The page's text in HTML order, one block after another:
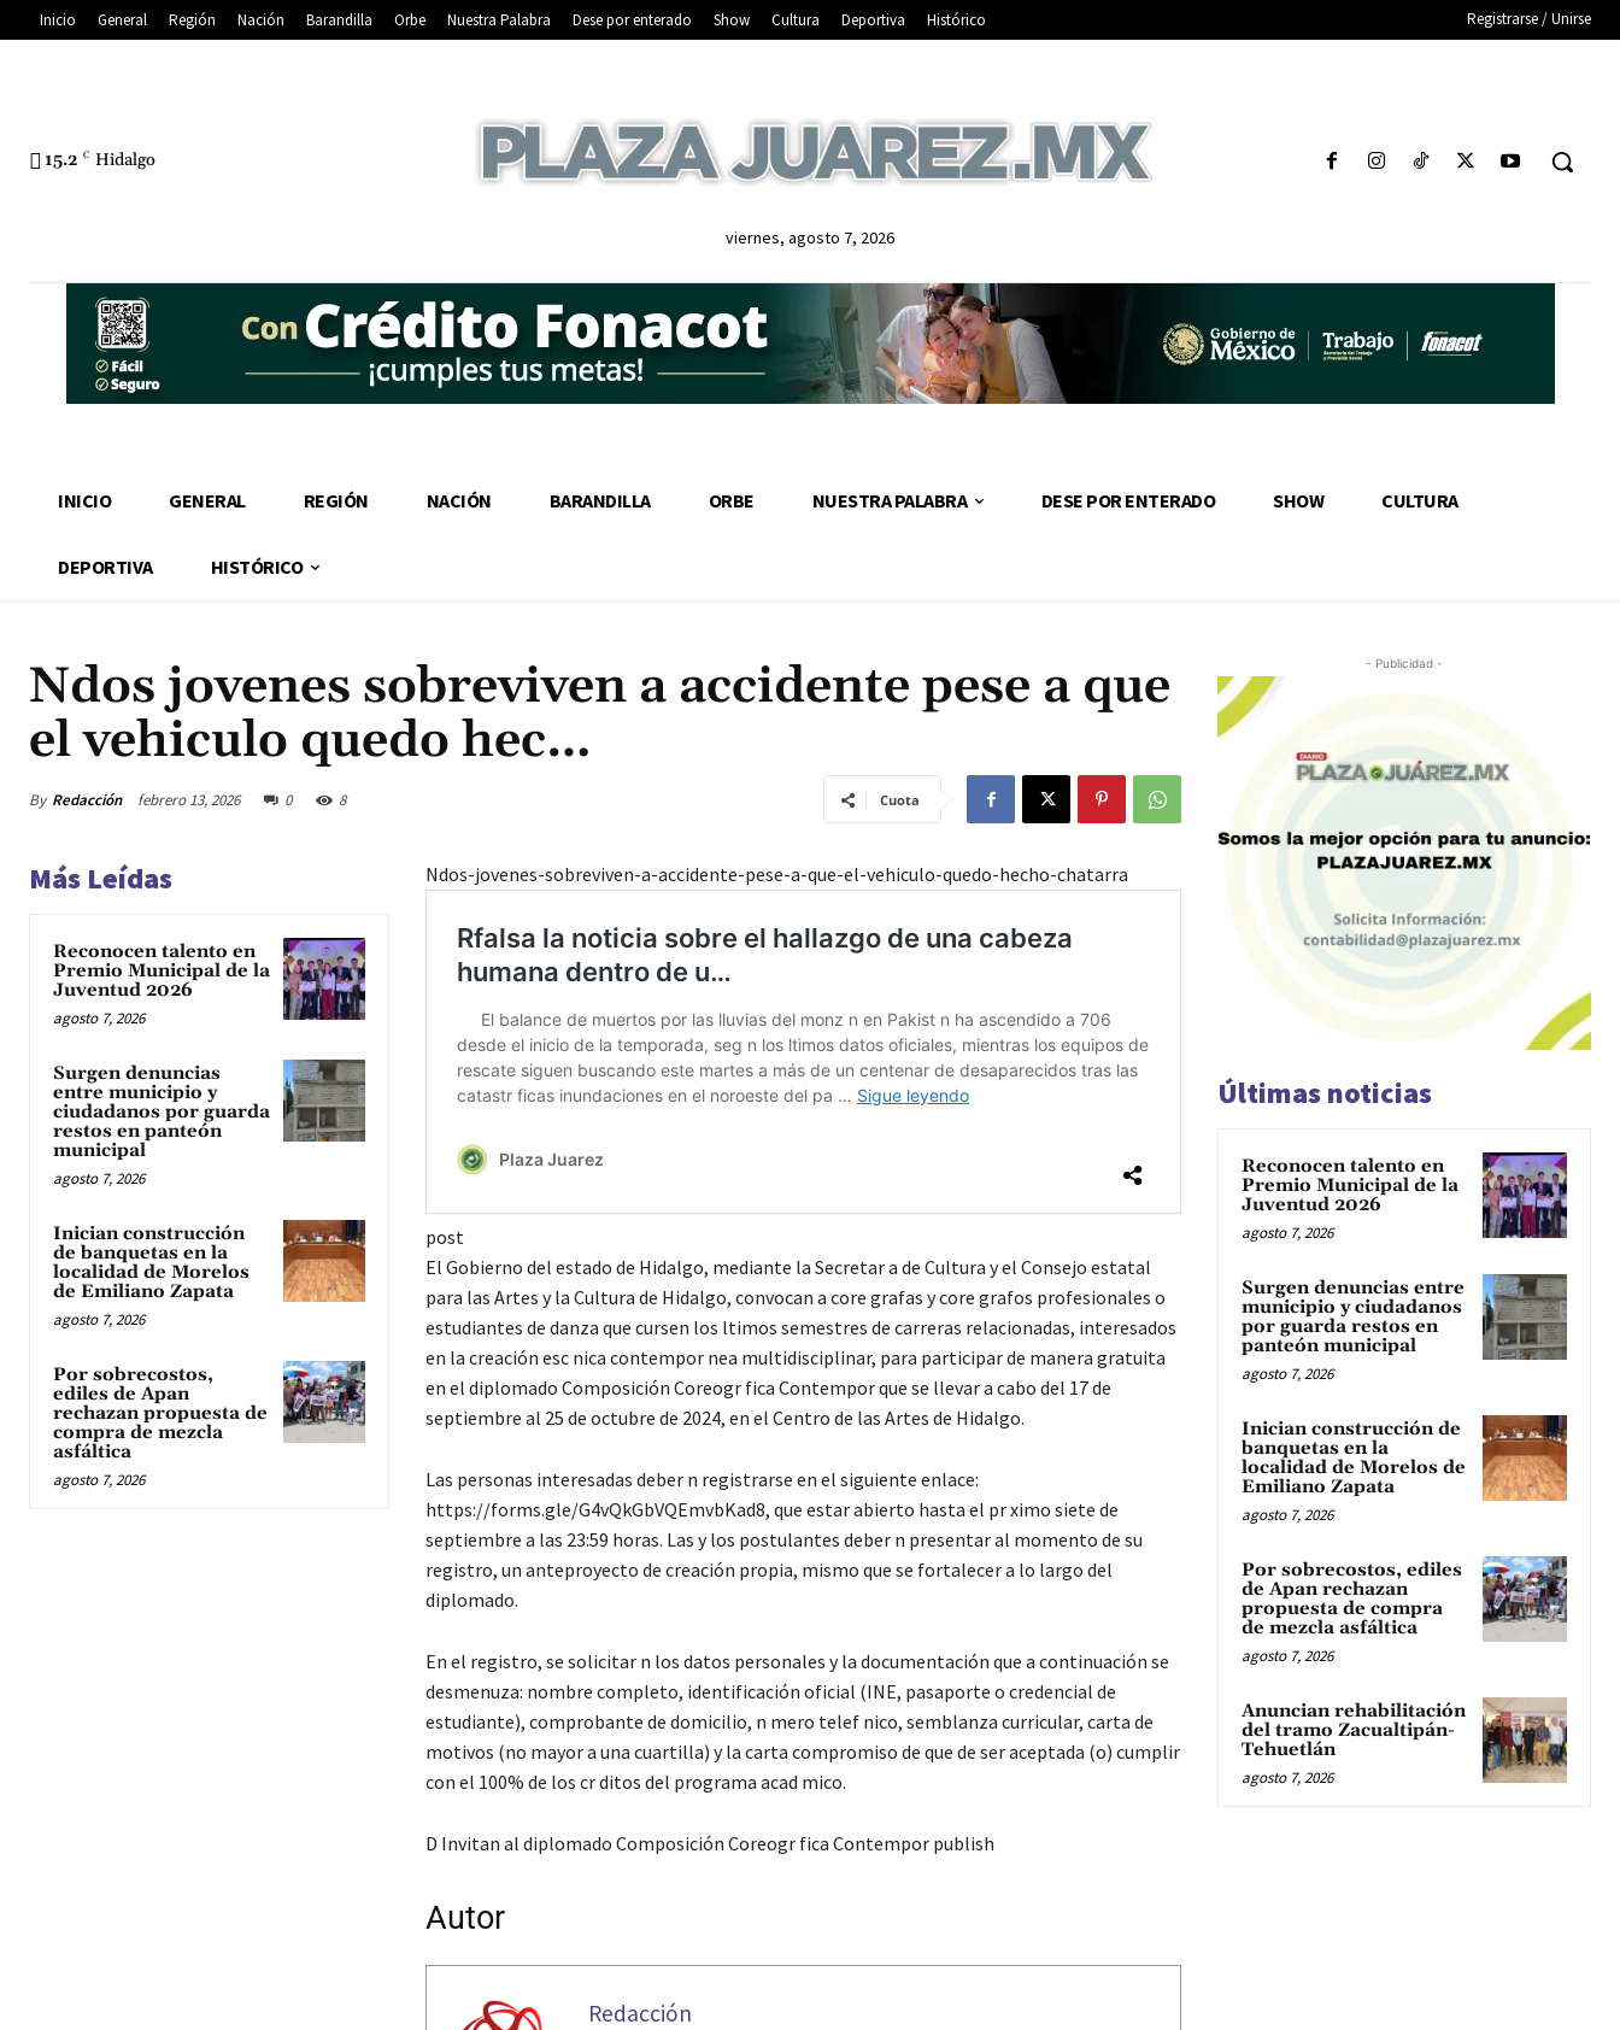
Inicio General Región Nación Barandilla Orbe Nuestra Palabra Dese por enterado Show Cultura Deportiva Histórico Registrarse / Unirse
15.2 C Hidalgo
viernes, agosto 7, 2026
INICIO GENERAL REGIÓN NACIÓN BARANDILLA ORBE NUESTRA PALABRA DESE POR ENTERADO SHOW CULTURA
DEPORTIVA HISTÓRICO
Ndos jovenes sobreviven a accidente pese a que
el vehiculo quedo hec…
By Redacción febrero 13, 2026 0 8 Cuota
Más Leídas
Reconocen talento en
Premio Municipal de la
Juventud 2026
agosto 7, 2026
Surgen denuncias
entre municipio y
ciudadanos por guarda
restos en panteón
municipal
agosto 7, 2026
Inician construcción
de banquetas en la
localidad de Morelos
de Emiliano Zapata
agosto 7, 2026
Por sobrecostos,
ediles de Apan
rechazan propuesta de
compra de mezcla
asfáltica
agosto 7, 2026
Ndos-jovenes-sobreviven-a-accidente-pese-a-que-el-vehiculo-quedo-hecho-chatarra
post
El Gobierno del estado de Hidalgo, mediante la Secretar a de Cultura y el Consejo estatal
para las Artes y la Cultura de Hidalgo, convocan a core grafas y core grafos profesionales o
estudiantes de danza que cursen los ltimos semestres de carreras relacionadas, interesados
en la creación esc nica contempor nea multidisciplinar, para participar de manera gratuita
en el diplomado Composición Coreogr fica Contempor que se llevar a cabo del 17 de
septiembre al 25 de octubre de 2024, en el Centro de las Artes de Hidalgo.
Las personas interesadas deber n registrarse en el siguiente enlace:
https://forms.gle/G4vQkGbVQEmvbKad8, que estar abierto hasta el pr ximo siete de
septiembre a las 23:59 horas. Las y los postulantes deber n presentar al momento de su
registro, un anteproyecto de creación propia, mismo que se fortalecer a lo largo del
diplomado.
En el registro, se solicitar n los datos personales y la documentación que a continuación se
desmenuza: nombre completo, identificación oficial (INE, pasaporte o credencial de
estudiante), comprobante de domicilio, n mero telef nico, semblanza curricular, carta de
motivos (no mayor a una cuartilla) y la carta compromiso de que de ser aceptada (o) cumplir
con el 100% de los cr ditos del programa acad mico.
D Invitan al diplomado Composición Coreogr fica Contempor publish
Autor
Redacción
- Publicidad -
Últimas noticias
Reconocen talento en
Premio Municipal de la
Juventud 2026
agosto 7, 2026
Surgen denuncias entre
municipio y ciudadanos
por guarda restos en
panteón municipal
agosto 7, 2026
Inician construcción de
banquetas en la
localidad de Morelos de
Emiliano Zapata
agosto 7, 2026
Por sobrecostos, ediles
de Apan rechazan
propuesta de compra
de mezcla asfáltica
agosto 7, 2026
Anuncian rehabilitación
del tramo Zacualtipán-
Tehuetlán
agosto 7, 2026